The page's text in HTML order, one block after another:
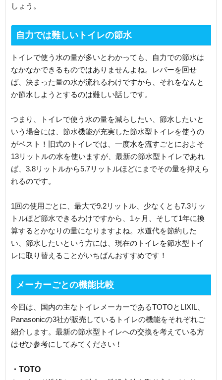
しょう。
自力では難しいトイレの節水
トイレで使う水の量が多いとわかっても、自力での節水は
なかなかできるものではありませんよね。レバーを回せ
ば、決まった量の水が流れるわけですから、それをなんと
か節水しようとするのは難しい話しです。
つまり、トイレで使う水の量を減らしたい、節水したいと
いう場合には、節水機能が充実した節水型トイレを使うの
がベスト！旧式のトイレでは、一度水を流すごとにおよそ
13リットルの水を使いますが、最新の節水型トイレであれ
ば、3.8リットルから5.7リットルほどにまでその量を抑えら
れるのです。
1回の使用ごとに、最大で9.2リットル、少なくとも7.3リッ
トルほど節水できるわけですから、1ヶ月、そして1年に換
算するとかなりの量になりますよね。水道代を節約した
い、節水したいという方には、現在のトイレを節水型トイ
レに取り替えることがいちばんおすすめです！
メーカーごとの機能比較
今回は、国内の主なトイレメーカーであるTOTOとLIXIL、
Panasonicの3社が販売しているトイレの機能をそれぞれご
紹介します。最新の節水型トイレへの交換を考えている方
はぜひ参考にしてみてください！
・TOTO